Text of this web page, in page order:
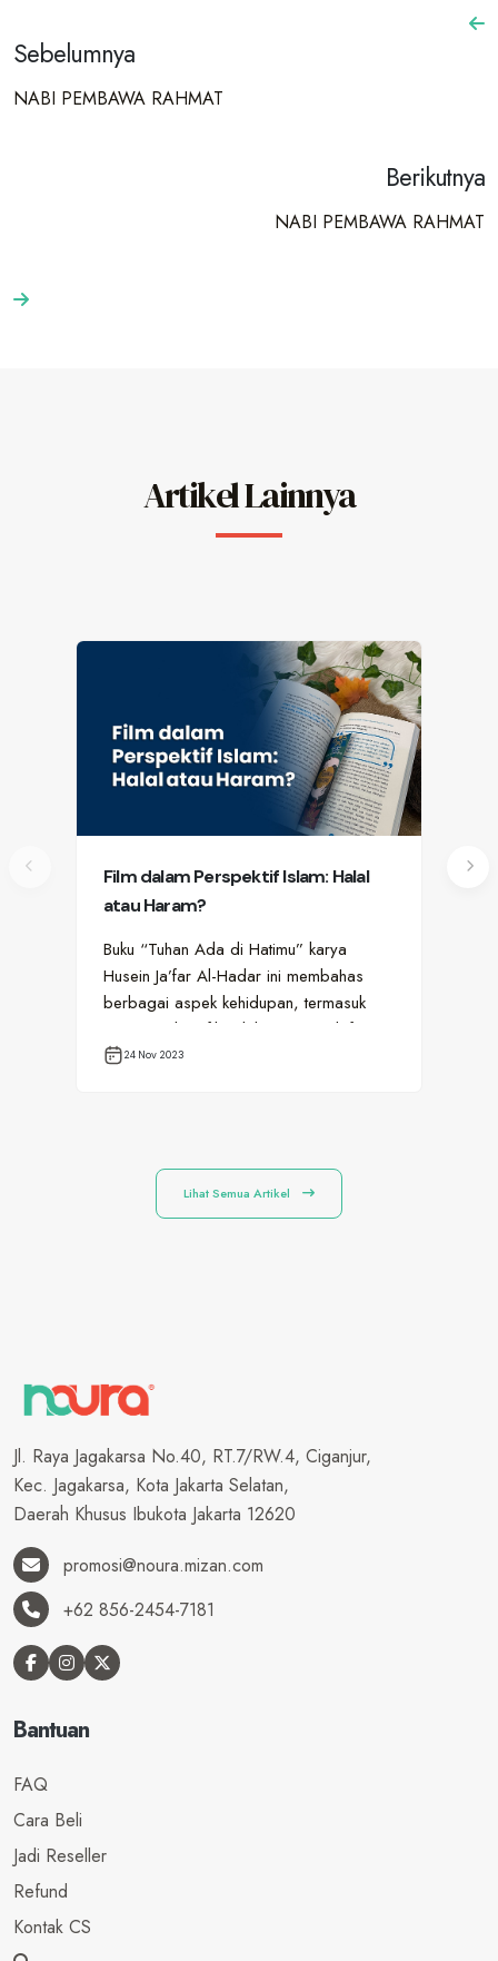
Sebelumnya
NABI PEMBAWA RAHMAT
Berikutnya
NABI PEMBAWA RAHMAT
Artikel Lainnya
Film dalam Perspektif Islam: Halal
atau Haram?
Buku “Tuhan Ada di Hatimu” karya
Husein Ja’far Al-Hadar ini membahas
berbagai aspek kehidupan, termasuk
tentang hukum film dalam perspektif…
24 Nov 2023
Lihat Semua Artikel
Jl. Raya Jagakarsa No.40, RT.7/RW.4, Ciganjur,
Kec. Jagakarsa, Kota Jakarta Selatan,
Daerah Khusus Ibukota Jakarta 12620
promosi@noura.mizan.com
+62 856-2454-7181
Bantuan
FAQ
Cara Beli
Jadi Reseller
Refund
Kontak CS